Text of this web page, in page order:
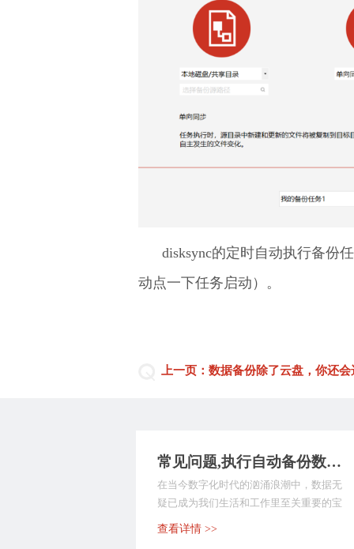
disksync的定时自动执行备份
动点一下任务启动）。
上一页：数据备份除了云盘，你还
常见问题,执行自动备份数据的工具哪个好？这9款备份软件值得尝试，快快收藏起来！
在当今数字化时代的汹涌浪潮中，数据无
疑已成为我们生活和工作里至关重要的宝
贵财富。无论是个人...
查看详情 >>